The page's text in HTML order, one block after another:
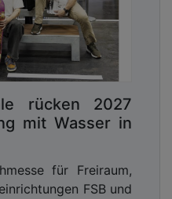
rücken 2027
mit Wasser in
für Freiraum,
FSB und